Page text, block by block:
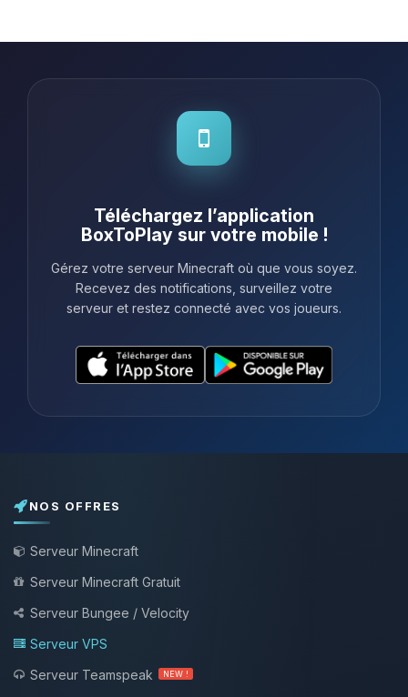
Téléchargez l’application
BoxToPlay sur votre mobile !
Gérez votre serveur Minecraft où que vous soyez.
Recevez des notifications, surveillez votre
serveur et restez connecté avec vos joueurs.
NOS OFFRES
Serveur Minecraft
Serveur Minecraft Gratuit
Serveur Bungee / Velocity
Serveur VPS
Serveur Teamspeak
NEW !